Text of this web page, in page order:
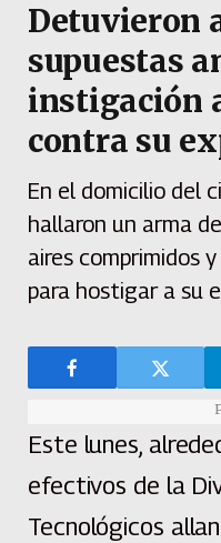
Detuvieron
supuestas
instigación
contra su
En el domicilio del
hallaron un arma
aires comprimidos
para hostigar a su
Este lunes,
efectivos de la
Tecnológicos